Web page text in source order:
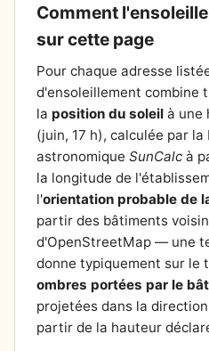
Comment
sur cette page
Pour chaque adresse
d'ensoleillement combine
la position du soleil à une
(juin, 17 h), calculée par
astronomique SunCalc à
la longitude de
l'orientation probable de
partir des bâtiments
d'OpenStreetMap — une
donne typiquement sur le
ombres portées par le
projetées dans la
partir de la hauteur